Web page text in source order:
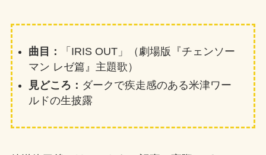
曲目：
「IRIS OUT」（劇場版『チェンソー
マン レゼ篇』主題歌）
見どころ： ダークで疾走感のある米津ワー
ルドの生披露